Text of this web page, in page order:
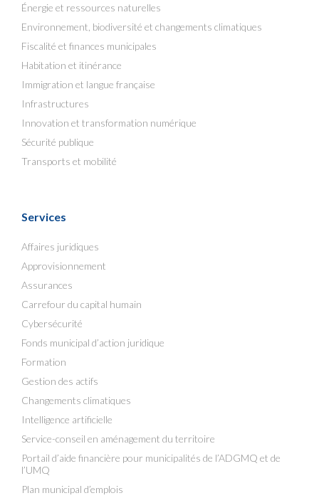
Énergie et ressources naturelles
Environnement, biodiversité et changements climatiques
Fiscalité et finances municipales
Habitation et itinérance
Immigration et langue française
Infrastructures
Innovation et transformation numérique
Sécurité publique
Transports et mobilité
Services
Affaires juridiques
Approvisionnement
Assurances
Carrefour du capital humain
Cybersécurité
Fonds municipal d’action juridique
Formation
Gestion des actifs
Changements climatiques
Intelligence artificielle
Service-conseil en aménagement du territoire
Portail d’aide financière pour municipalités de l’ADGMQ et de
l’UMQ
Plan municipal d’emplois